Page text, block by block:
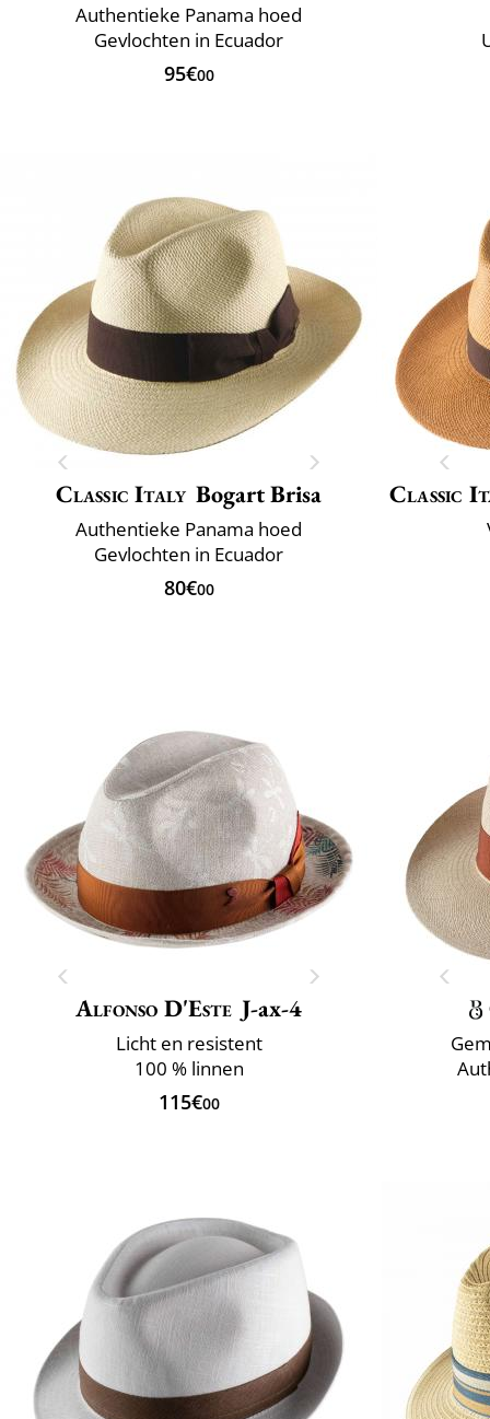
Authentieke Panama hoed
Gevlochten in Ecuador
95€00
Classic Italy Bogart Brisa
Authentieke Panama hoed
Gevlochten in Ecuador
80€00
Classic
Alfonso D'Este J-ax-4
Licht en resistent
100 % linnen
115€00